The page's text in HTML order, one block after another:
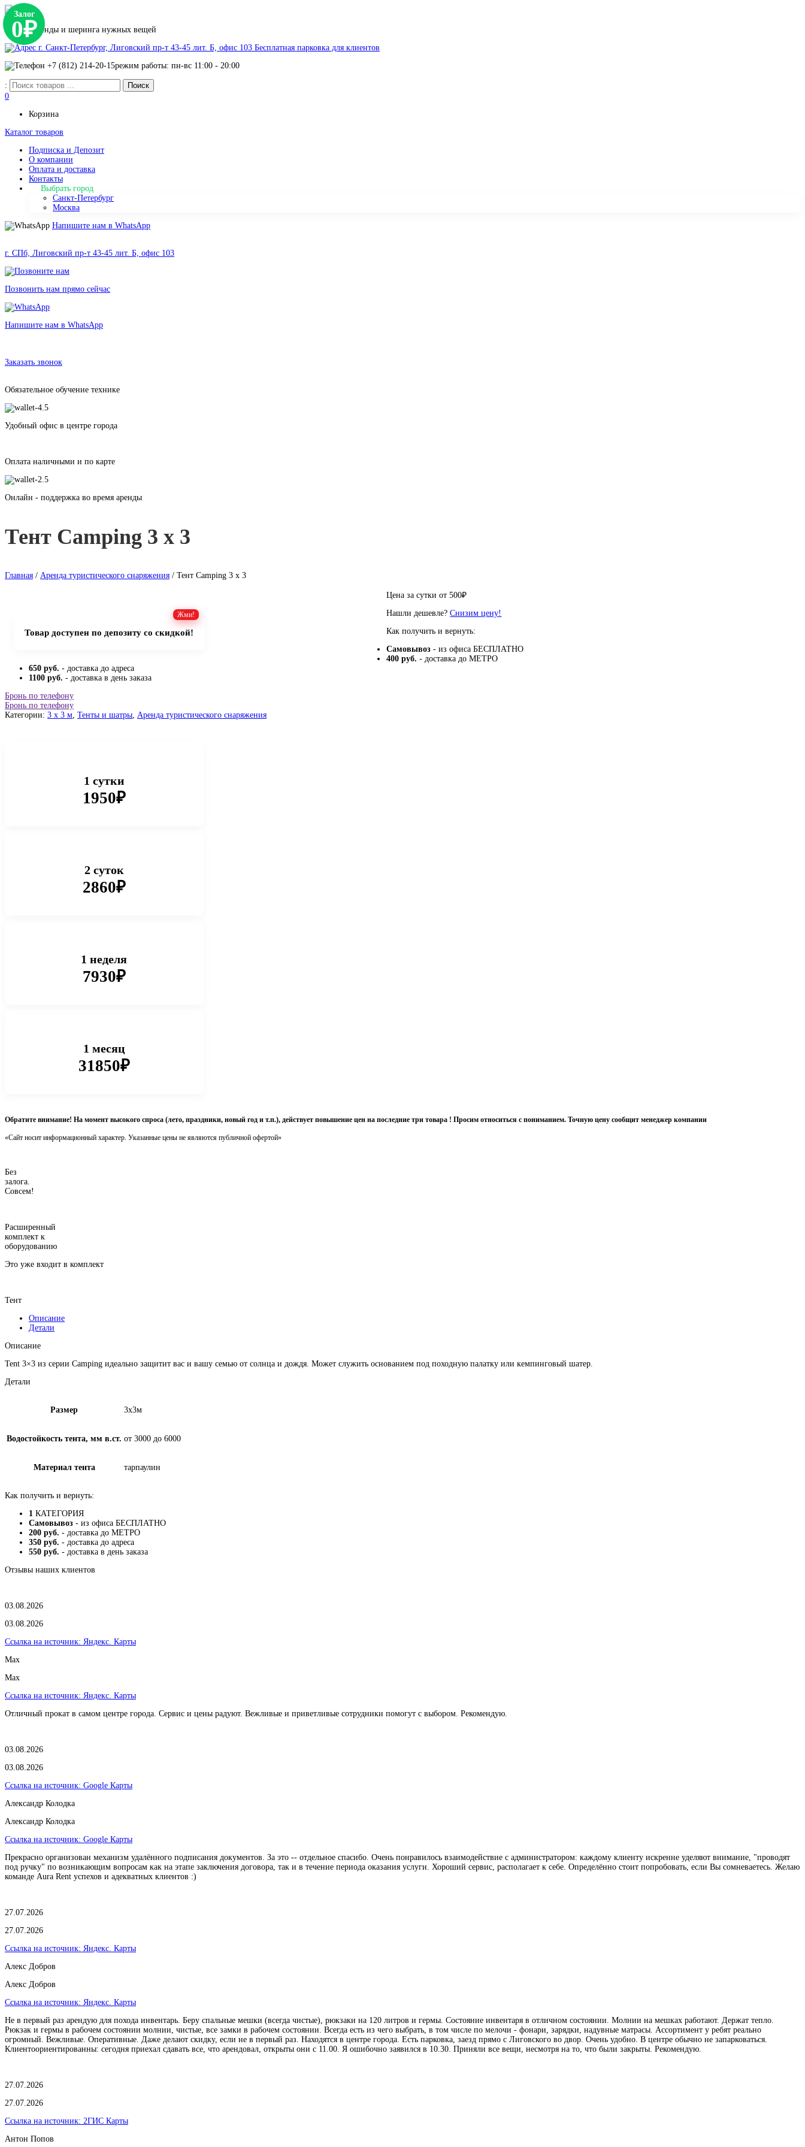
Сервис аренды и шеринга нужных вещей
г. Санкт-Петербург, Лиговский пр-т 43-45 лит. Б, офис 103 Бесплатная парковка для клиентов
+7 (812) 214-20-15режим работы: пн-вс 11:00 - 20:00
:
0
Корзина
Каталог товаров
Подписка и Депозит
О компании
Оплата и доставка
Контакты
Выбрать город
Санкт-Петербург
Москва
Напишите нам в WhatsApp
г. СПб, Лиговский пр-т 43-45 лит. Б, офис 103
Позвонить нам прямо сейчас
Напишите нам в WhatsApp
Заказать звонок
Обязательное обучение технике
Удобный офис в центре города
Оплата наличными и по карте
Онлайн - поддержка во время аренды
Тент Camping 3 x 3
Главная / Аренда туристического снаряжения / Тент Camping 3 x 3
Залог
0₽
Товар доступен по депозиту со скидкой!
Цена за сутки от 500₽
Нашли дешевле?Снизим цену!
Как получить и вернуть:
Самовывоз - из офиса БЕСПЛАТНО
400 руб. - доставка до МЕТРО
650 руб. - доставка до адреса
1100 руб. - доставка в день заказа
Бронь по телефону
Бронь по телефону
Категории: 3 x 3 м, Тенты и шатры, Аренда туристического снаряжения
1 сутки
1950₽
2 суток
2860₽
1 неделя
7930₽
1 месяц
31850₽
Обратите внимание! На момент высокого спроса (лето, праздники, новый год и т.п.), действует повышение цен на последние три товара ! Просим относиться с пониманием. Точную цену сообщит менеджер компании
«Сайт носит информационный характер. Указанные цены не являются публичной офертой»
Без
залога.
Совсем!
Расширенный
комплект к
оборудованию
Это уже входит в комплект
Тент
Описание
Детали
Описание
Tent 3×3 из серии Camping идеально защитит вас и вашу семью от солнца и дождя. Может служить основанием под походную палатку или кемпинговый шатер.
Детали
Размер 3х3м
Водостойкость тента, мм в.ст. от 3000 до 6000
Материал тента тарпаулин
Как получить и вернуть:
1 КАТЕГОРИЯ
Самовывоз - из офиса БЕСПЛАТНО
200 руб. - доставка до МЕТРО
350 руб. - доставка до адреса
550 руб. - доставка в день заказа
Отзывы наших клиентов
03.08.2026
03.08.2026
Ссылка на источник: Яндекс. Карты
Max
Max
Ссылка на источник: Яндекс. Карты
Отличный прокат в самом центре города. Сервис и цены радуют. Вежливые и приветливые сотрудники помогут с выбором. Рекомендую.
03.08.2026
03.08.2026
Ссылка на источник: Google Карты
Александр Колодка
Александр Колодка
Ссылка на источник: Google Карты
Прекрасно организован механизм удалённого подписания документов. За это -- отдельное спасибо. Очень понравилось взаимодействие с администратором: каждому клиенту искренне уделяют внимание, "проводят
под ручку" по возникающим вопросам как на этапе заключения договора, так и в течение периода оказания услуги. Хороший сервис, располагает к себе. Определённо стоит попробовать, если Вы сомневаетесь. Желаю
команде Aura Rent успехов и адекватных клиентов :)
27.07.2026
27.07.2026
Ссылка на источник: Яндекс. Карты
Алекс Добров
Алекс Добров
Ссылка на источник: Яндекс. Карты
Не в первый раз арендую для похода инвентарь. Беру спальные мешки (всегда чистые), рюкзаки на 120 литров и гермы. Состояние инвентаря в отличном состоянии. Молнии на мешках работают. Держат тепло.
Рюкзак и гермы в рабочем состоянии молнии, чистые, все замки в рабочем состоянии. Всегда есть из чего выбрать, в том числе по мелочи - фонари, зарядки, надувные матрасы. Ассортимент у ребят реально
огромный. Вежливые. Оперативные. Даже делают скидку, если не в первый раз. Находятся в центре города. Есть парковка, заезд прямо с Лиговского во двор. Очень удобно. В центре обычно не запарковаться.
Клиентоориентированны: сегодня приехал сдавать все, что арендовал, открыты они с 11.00. Я ошибочно заявился в 10.30. Приняли все вещи, несмотря на то, что были закрыты. Рекомендую.
27.07.2026
27.07.2026
Ссылка на источник: 2ГИС Карты
Антон Попов